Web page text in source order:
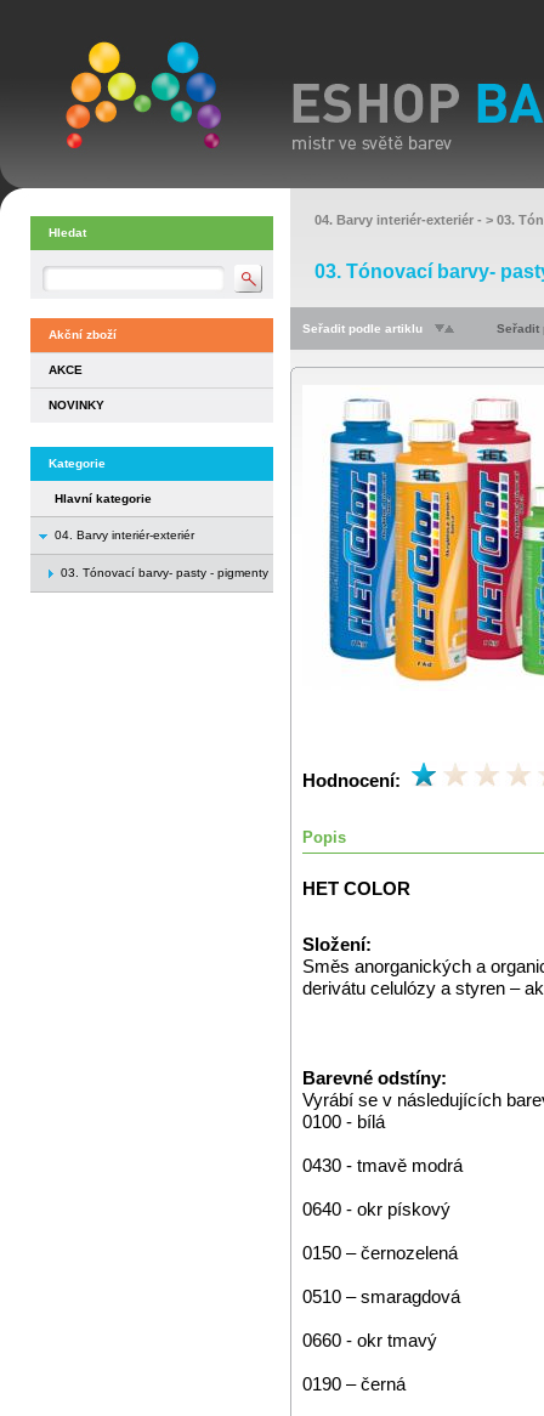
Hledat
Akční zboží
AKCE
NOVINKY
Kategorie
Hlavní kategorie
04. Barvy interiér-exteriér
03. Tónovací barvy- pasty - pigmenty
04. Barvy interiér-exteriér - > 03.
03. Tónovací barvy-
Seřadit podle artiklu Seřadit
Hodnocení:
Popis
HET COLOR
Složení:
Směs anorganických a
derivátu celulózy a styren –
Barevné odstíny:
Vyrábí se v následujících
0100 - bílá
0430 - tmavě modrá
0640 - okr pískový
0150 – černozelená
0510 – smaragdová
0660 - okr tmavý
0190 – černá